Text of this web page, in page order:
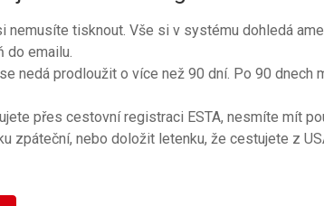
nemusíte tisknout. Vše si v systému dohledá
do emailu.
nedá prodloužit o více než 90 dní. Po 90 dnech
přes cestovní registraci ESTA, nesmíte mít
zpáteční, nebo doložit letenku, že cestujete z